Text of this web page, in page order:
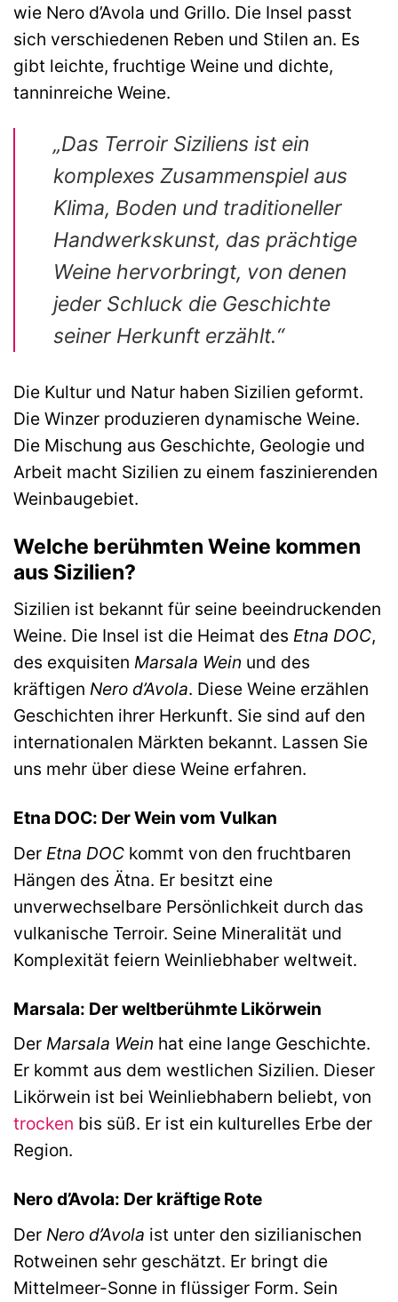
wie Nero d’Avola und Grillo. Die Insel passt
sich verschiedenen Reben und Stilen an. Es
gibt leichte, fruchtige Weine und dichte,
tanninreiche Weine.
„Das Terroir Siziliens ist ein
komplexes Zusammenspiel aus
Klima, Boden und traditioneller
Handwerkskunst, das prächtige
Weine hervorbringt, von denen
jeder Schluck die Geschichte
seiner Herkunft erzählt.“
Die Kultur und Natur haben Sizilien geformt.
Die Winzer produzieren dynamische Weine.
Die Mischung aus Geschichte, Geologie und
Arbeit macht Sizilien zu einem faszinierenden
Weinbaugebiet.
Welche berühmten Weine kommen
aus Sizilien?
Sizilien ist bekannt für seine beeindruckenden
Weine. Die Insel ist die Heimat des Etna DOC,
des exquisiten Marsala Wein und des
kräftigen Nero d’Avola. Diese Weine erzählen
Geschichten ihrer Herkunft. Sie sind auf den
internationalen Märkten bekannt. Lassen Sie
uns mehr über diese Weine erfahren.
Etna DOC: Der Wein vom Vulkan
Der Etna DOC kommt von den fruchtbaren
Hängen des Ätna. Er besitzt eine
unverwechselbare Persönlichkeit durch das
vulkanische Terroir. Seine Mineralität und
Komplexität feiern Weinliebhaber weltweit.
Marsala: Der weltberühmte Likörwein
Der Marsala Wein hat eine lange Geschichte.
Er kommt aus dem westlichen Sizilien. Dieser
Likörwein ist bei Weinliebhabern beliebt, von
trocken bis süß. Er ist ein kulturelles Erbe der
Region.
Nero d’Avola: Der kräftige Rote
Der Nero d’Avola ist unter den sizilianischen
Rotweinen sehr geschätzt. Er bringt die
Mittelmeer-Sonne in flüssiger Form. Sein